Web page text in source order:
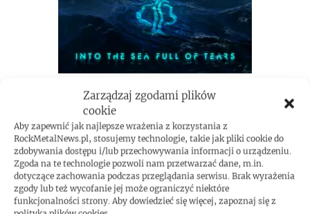
Zarządzaj zgodami plików
cookie
Aby zapewnić jak najlepsze wrażenia z korzystania z
RockMetalNews.pl, stosujemy technologie, takie jak pliki cookie do
zdobywania dostępu i/lub przechowywania informacji o urządzeniu.
Zgoda na te technologie pozwoli nam przetwarzać dane, m.in.
dotyczące zachowania podczas przeglądania serwisu. Brak wyrażenia
zgody lub też wycofanie jej może ograniczyć niektóre
funkcjonalności strony. Aby dowiedzieć się więcej, zapoznaj się z